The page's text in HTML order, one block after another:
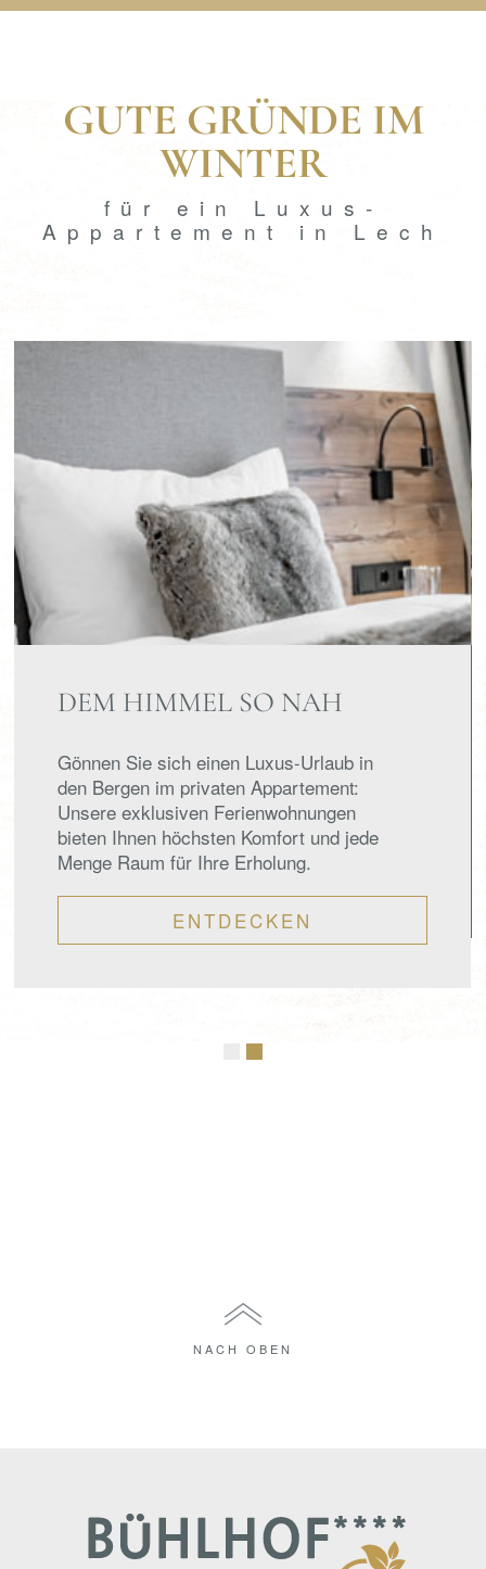
GUTE GRÜNDE IM
WINTER
für ein Luxus-
Appartement in Lech
DEM HIMMEL SO NAH
Gönnen Sie sich einen Luxus-Urlaub in
den Bergen im privaten Appartement:
Unsere exklusiven Ferienwohnungen
bieten Ihnen höchsten Komfort und jede
Menge Raum für Ihre Erholung.
ENTDECKEN
NACH OBEN